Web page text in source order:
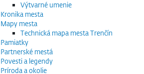
Výtvarné umenie
Kronika mesta
Mapy mesta
Technická mapa mesta Trenčín
Pamiatky
Partnerské mestá
Povesti a legendy
Príroda a okolie